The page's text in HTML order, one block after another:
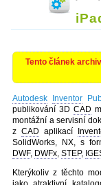
Tento článek
Autodesk Inventor
publikování 3D CAD
montážní a servisní
z CAD aplikací
SolidWorks, NX, s
DWF, DWFx, STEP,
Kterýkoliv z těchto